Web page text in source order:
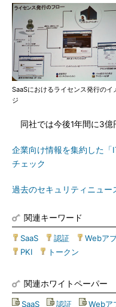
SaaSにおけるライセンス発行のイ
ジ
同社では今後1年間に3億
企業向け情報を集約した
チェック
過去のセキュリティニュー
関連キーワード
SaaS 認証 Webア
PKI
トークン
関連ホワイトペーパー
SaaS 認証 Webア